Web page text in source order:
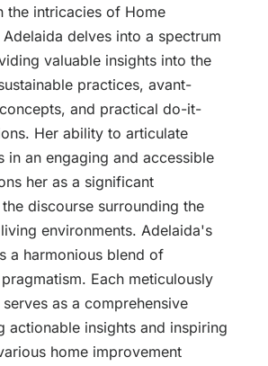
the intricacies of Home
delves into a spectrum
valuable insights into the
practices, avant-
and practical do-it-
Her ability to articulate
in an engaging and accessible
her as a significant
discourse surrounding the
environments. Adelaida's
a harmonious blend of
Each meticulously
as a comprehensive
actionable insights and inspiring
home improvement